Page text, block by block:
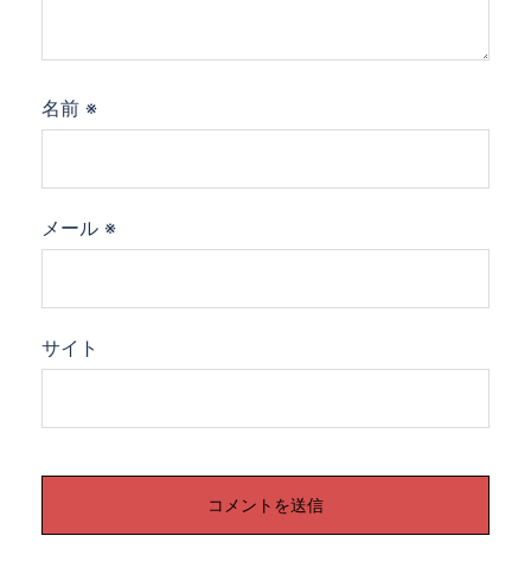
名前 ※
メール ※
サイト